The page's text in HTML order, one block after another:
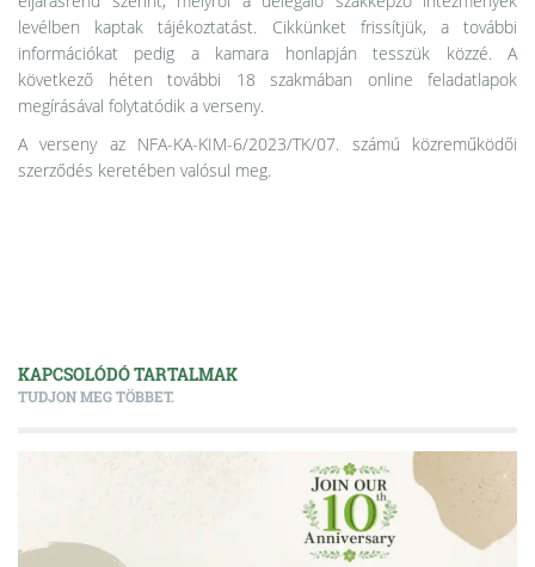
levélben kaptak tájékoztatást. Cikkünket frissítjük, a további
információkat pedig a kamara honlapján tesszük közzé. A
következő héten további 18 szakmában online feladatlapok
megírásával folytatódik a verseny.
A verseny az NFA-KA-KIM-6/2023/TK/07. számú közreműködői
szerződés keretében valósul meg.
KAPCSOLÓDÓ TARTALMAK
TUDJON MEG TÖBBET.